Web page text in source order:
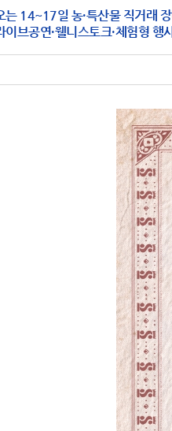
는 14~17일 농·특산물 직거래 장
이브공연·웰니스토크·체험형 행